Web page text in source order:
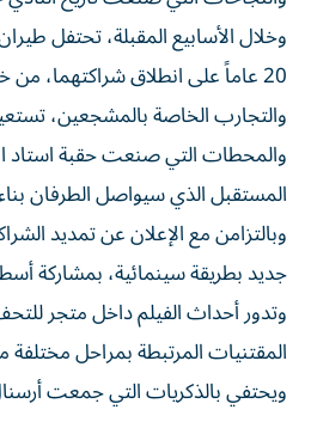
وخلال الأسابيع المقبلة، تحتفل
20 عاماً على انطلاق شراكتهما،
والتجارب الخاصة بالمشجعين،
والمحطات التي صنعت حقبة استاد
المستقبل الذي سيواصل الطرفان
وبالتزامن مع الإعلان عن تمديد
جديد بطريقة سينمائية، بمشاركة
وتدور أحداث الفيلم داخل متجر
المقتنيات المرتبطة بمراحل مختلفة
ويحتفي بالذكريات التي جمعت